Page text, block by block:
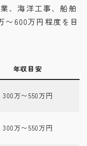
、海洋工事、船舶
〜600万円程度を目
年収目安
300万〜550万円
300万〜550万円